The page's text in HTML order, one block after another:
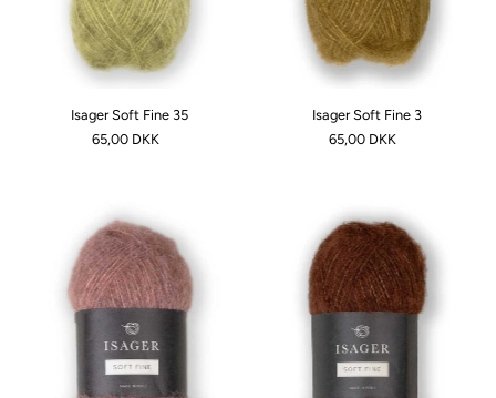
Isager Soft Fine 35
65,00 DKK
Isager Soft Fine 3
65,00 DKK